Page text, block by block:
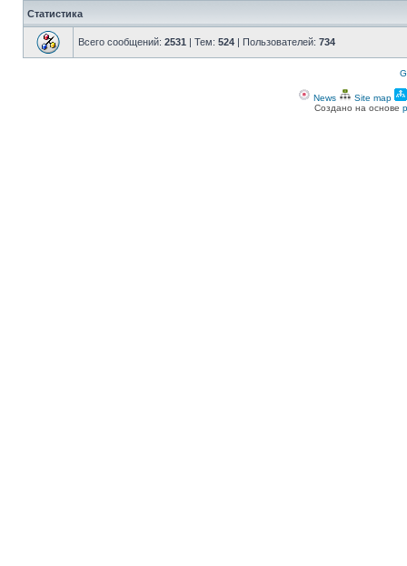
Статистика
Всего сообщений: 2531 | Тем: 524 | Пользователей: 734
News Site map
Создано на основе